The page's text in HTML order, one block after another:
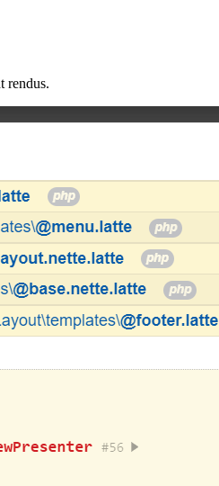
rendus.